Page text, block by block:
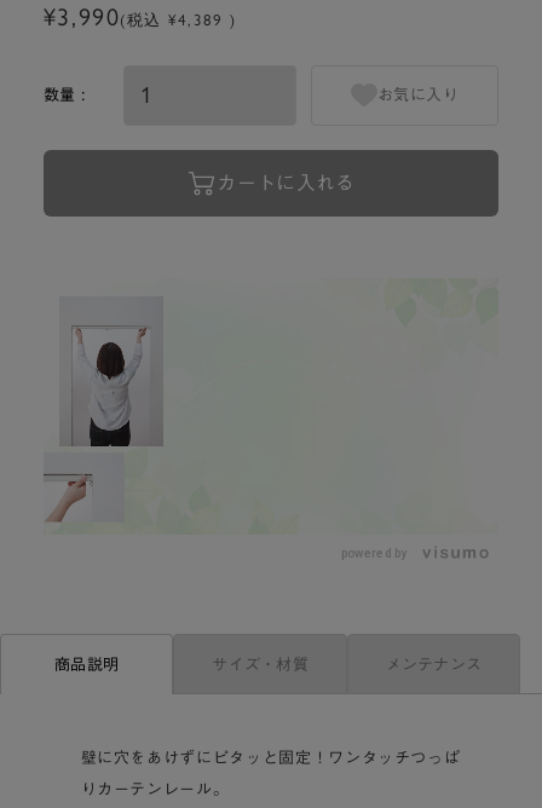
¥3,990(税込 ¥4,389 )
数量 :
カートに入れる
お気に入り
powered by
商品説明 サイズ・材質 メンテナンス
壁に穴をあけずにピタッと固定！ワンタッチつっぱ
りカーテンレール。